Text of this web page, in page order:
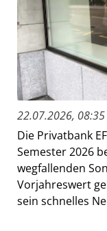
22.07.2026,
Die Privatbank
Semester 2026
wegfallenden
Vorjahreswert
sein schnelles